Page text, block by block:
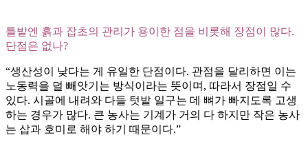
틀밭엔 흙과 잡초의 관리가 용이한 점을 비롯해 장점이 많다.
단점은 없나?
“생산성이 낮다는 게 유일한 단점이다. 관점을 달리하면 이는
노동력을 덜 빼앗기는 방식이라는 뜻이며, 따라서 장점일 수
있다. 시골에 내려와 다들 텃밭 일구는 데 뼈가 빠지도록 고생
하는 경우가 많다. 큰 농사는 기계가 거의 다 하지만 작은 농사
는 삽과 호미로 해야 하기 때문이다.”